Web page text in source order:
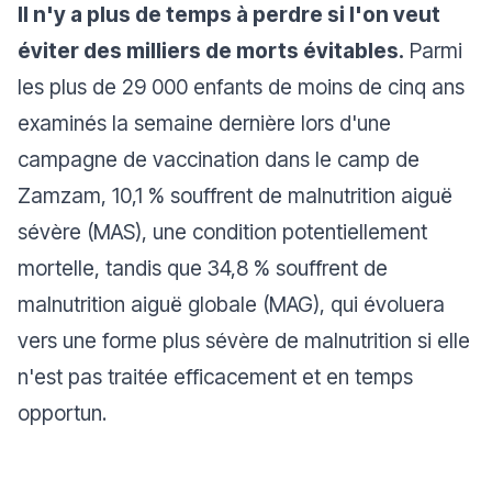
Il n'y a plus de temps à perdre si l'on veut
éviter des milliers de morts évitables. Parmi
les plus de 29 000 enfants de moins de cinq ans
examinés la semaine dernière lors d'une
campagne de vaccination dans le camp de
Zamzam, 10,1 % souffrent de malnutrition aiguë
sévère (MAS), une condition potentiellement
mortelle, tandis que 34,8 % souffrent de
malnutrition aiguë globale (MAG), qui évoluera
vers une forme plus sévère de malnutrition si elle
n'est pas traitée efficacement et en temps
opportun.